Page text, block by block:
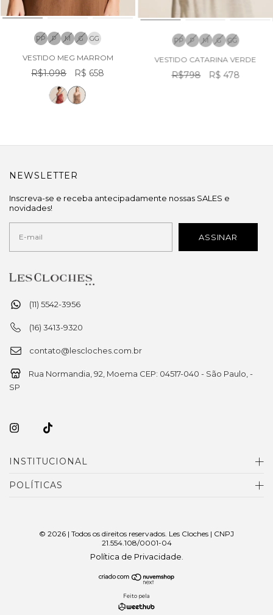
PP P M G GG
VESTIDO MEG MARROM
R$1.098 R$ 658
PP P M G GG
VESTIDO CATARINA VERDE
R$798 R$ 478
(11) 5542-3956
(16) 3413-9320
contato@lescloches.com.br
Rua Normandia, 92, Moema CEP: 04517-040 - São Paulo, -
SP
INSTITUCIONAL
POLÍTICAS
NEWSLETTER
Inscreva-se e receba antecipadamente nossas SALES e
novidades!
© 2026 | Todos os direitos reservados. Les Cloches | CNPJ
21.554.108/0001-04
Política de Privacidade
Feito pela